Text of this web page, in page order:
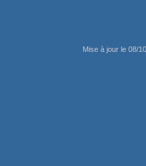
Mise à jour le 08/